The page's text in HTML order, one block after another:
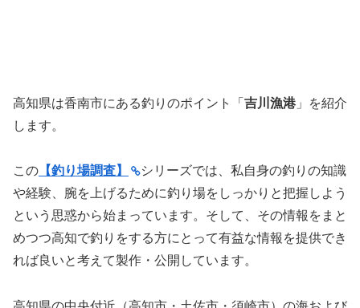
高知県は香南市にある釣りのポイント「 吉川漁港」を紹介
します。
この 【釣り場調査】
シリーズでは、私自身の釣りの知識
や経験、腕を上げるために釣り場をしっかりと把握しよう
という思惑から始まっています。そして、その情報をまと
めつつ高知で釣りをする方にとって有益な情報を提供でき
れば良いと考えて製作・公開しています。